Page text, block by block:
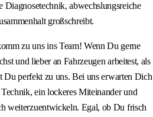
Diagnosetechnik, abwechslungsreiche
großschreibt.
zu uns ins Team! Wenn Du gerne
und lieber an Fahrzeugen arbeitest, als
Du perfekt zu uns. Bei uns erwarten Dich
ein lockeres Miteinander und
weiterzuentwickeln. Egal, ob Du frisch